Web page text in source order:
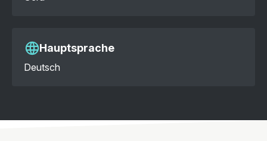
Hauptsprache
Deutsch